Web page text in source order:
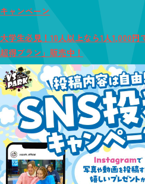
キャンペーン
大学生必見！10人以上なら1人1,000
超得プラン」販売中！